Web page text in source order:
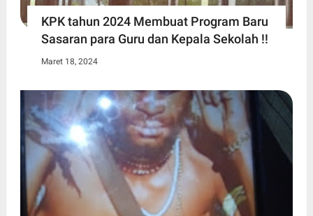
KPK tahun 2024 Membuat Program Baru
Sasaran para Guru dan Kepala Sekolah !!
Maret 18, 2024